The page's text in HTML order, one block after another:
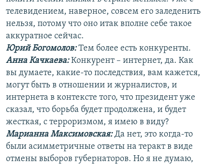
телевидением, наверное, совсем его заледенить
нельзя, потому что оно итак вполне себе такое
аккуратное сейчас.
Юрий Богомолов:Тем более есть конкуренты.
Анна Качкаева:Конкурент – интернет, да. Как
вы думаете, какие-то последствия, вам кажется,
могут быть в отношении и журналистов, и
интернета в контексте того, что президент уже
сказал, что борьба будет продолжена, и будет
жесткая, с терроризмом, я имею в виду?
Марианна Максимовская:Да нет, это когда-то
были асимметричные ответы на теракт в виде
отмены выборов губернаторов. Но я не думаю,